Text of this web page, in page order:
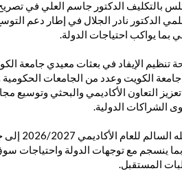
للمجلس بالتكليف الدكتور جاسم العلي في
الدكتور نادر الجلال في إطار دعم
بما يواكب احتياجات الدولة.
تنظيم الإيفاد في بعثات معيدي جامعة
جامعة الكويت وعدد من الجامعات
التعاون الأكاديمي والبحثي وتوسيع
الشراكات الدولية.
واشار إلى أن المجلس بحث
ينسجم مع توجهات الدولة واحتياجات
المستقبل.